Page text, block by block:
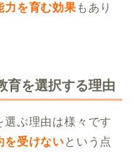
力を育む効果 もあり
育を選択する理由
ぶ理由は様々です
を受けないという点